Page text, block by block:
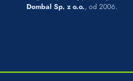
Dombal Sp. z o.o., od 2006.